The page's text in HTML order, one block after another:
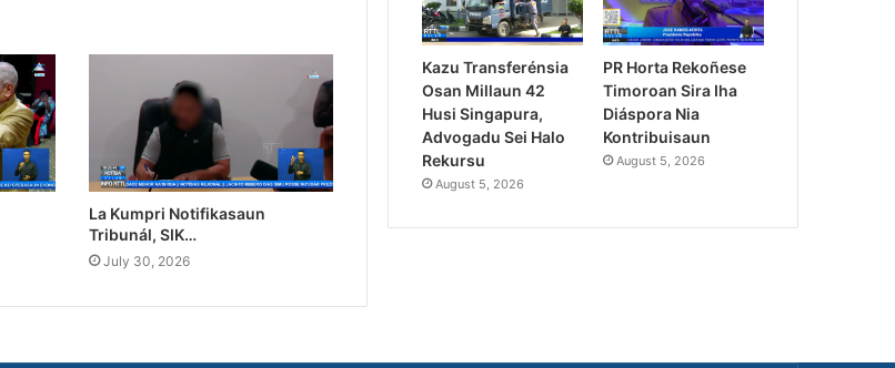
La Kumpri Notifikasaun
Tribunál, SIK…
July 30, 2026
Kazu Transferénsia
Osan Millaun 42
Husi Singapura,
Advogadu Sei Halo
Rekursu
August 5, 2026
PR Horta Rekoñese
Timoroan Sira Iha
Diáspora Nia
Kontribuisaun
August 5, 2026